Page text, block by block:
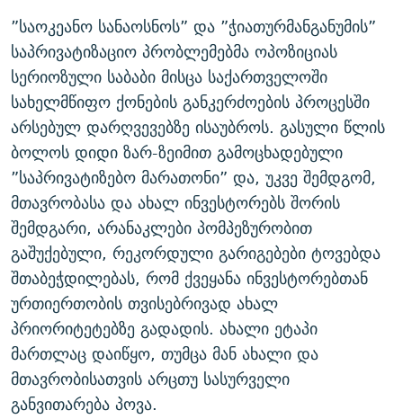
ПРИВЕТ ᲙᲣᲚᲢᲣᲠᲐ
”საოკეანო სანაოსნოს” და ”ჭიათურმანგანუმის”
საპრივატიზაციო პრობლემებმა ოპოზიციას
სერიოზული საბაბი მისცა საქართველოში
სახელმწიფო ქონების განკერძოების პროცესში
არსებულ დარღვევებზე ისაუბროს. გასული წლის
ბოლოს დიდი ზარ-ზეიმით გამოცხადებული
”საპრივატიზებო მარათონი” და, უკვე შემდგომ,
მთავრობასა და ახალ ინვესტორებს შორის
შემდგარი, არანაკლები პომპეზურობით
გაშუქებული, რეკორდული გარიგებები ტოვებდა
შთაბეჭდილებას, რომ ქვეყანა ინვესტორებთან
ურთიერთობის თვისებრივად ახალ
პრიორიტეტებზე გადადის. ახალი ეტაპი
მართლაც დაიწყო, თუმცა მან ახალი და
მთავრობისათვის არცთუ სასურველი
განვითარება პოვა.